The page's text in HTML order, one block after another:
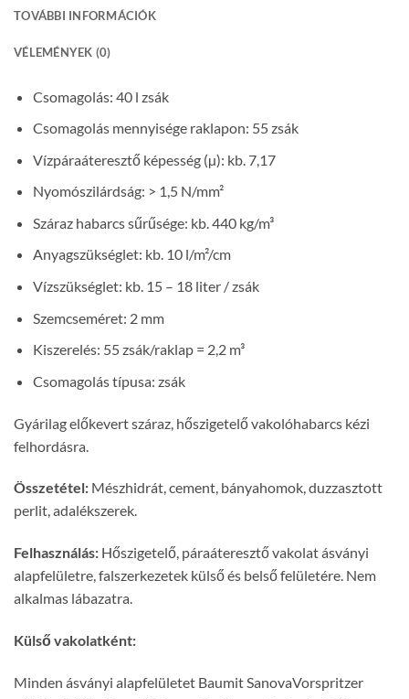
TOVÁBBI INFORMÁCIÓK
VÉLEMÉNYEK (0)
Csomagolás: 40 l zsák
Csomagolás mennyisége raklapon: 55 zsák
Vízpáraáteresztő képesség (µ): kb. 7,17
Nyomószilárdság: > 1,5 N/mm²
Száraz habarcs sűrűsége: kb. 440 kg/m³
Anyagszükséglet: kb. 10 l/m²/cm
Vízszükséglet: kb. 15 – 18 liter / zsák
Szemcseméret: 2 mm
Kiszerelés: 55 zsák/raklap = 2,2 m³
Csomagolás típusa: zsák
Gyárilag előkevert száraz, hőszigetelő vakolóhabarcs kézi
felhordásra.
Összetétel: Mészhidrát, cement, bányahomok, duzzasztott
perlit, adalékszerek.
Felhasználás: Hőszigetelő, páraáteresztő vakolat ásványi
alapfelületre, falszerkezetek külső és belső felületére. Nem
alkalmas lábazatra.
Külső vakolatként:
Minden ásványi alapfelületet Baumit SanovaVorspritzer